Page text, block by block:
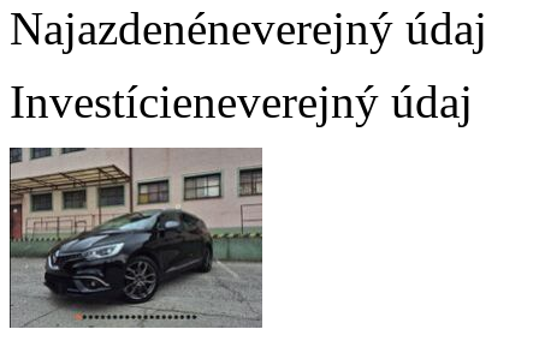
Najazdenéneverejný údaj
Investícieneverejný údaj